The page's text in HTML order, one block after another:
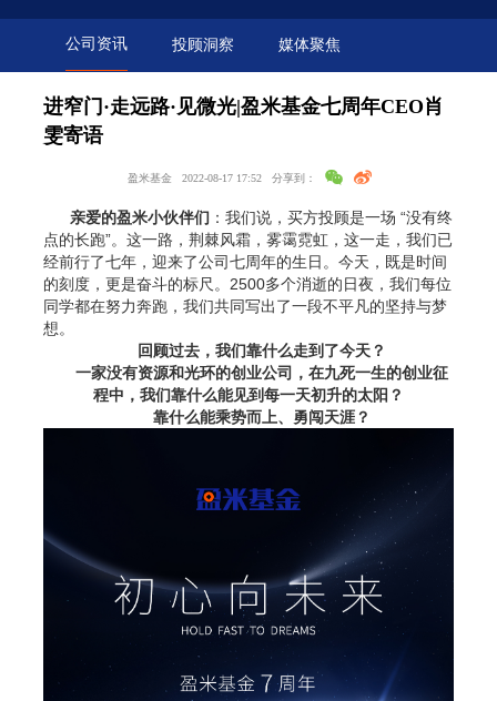
公司资讯 投顾洞察 媒体聚焦
进窄门·走远路·见微光|盈米基金七周年CEO肖
雯寄语
盈米基金 2022-08-17 17:52 分享到：
亲爱的盈米小伙伴们 ：我们说，买方投顾是一场 “没有终
点的长跑”。这一路，荆棘风霜，雾霭霓虹，这一走，我们已
经前行了七年，迎来了公司七周年的生日。今天，既是时间
的刻度，更是奋斗的标尺。2500多个消逝的日夜，我们每位
同学都在努力奔跑，我们共同写出了一段不平凡的坚持与梦
想。
回顾过去，我们靠什么走到了今天？
一家没有资源和光环的创业公司，在九死一生的创业征
程中，我们靠什么能见到每一天初升的太阳？
靠什么能乘势而上、勇闯天涯？